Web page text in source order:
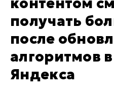
Все
получать
после
алгоритмов
Яндекса